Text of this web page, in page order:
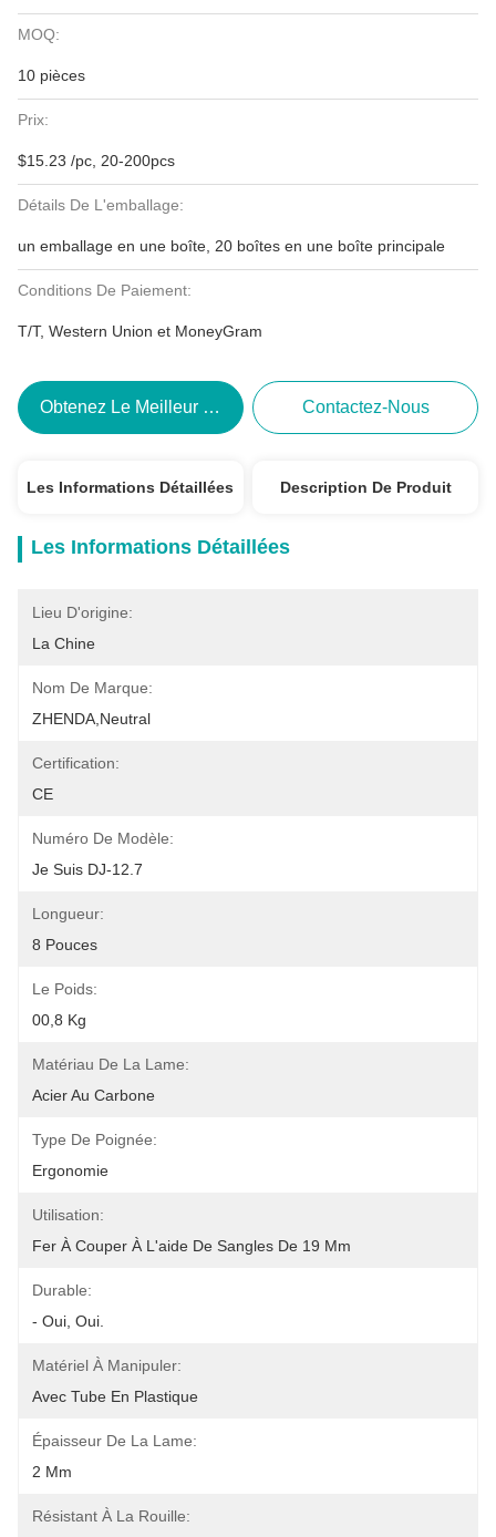
MOQ:
10 pièces
Prix:
$15.23 /pc, 20-200pcs
Détails De L'emballage:
un emballage en une boîte, 20 boîtes en une boîte principale
Conditions De Paiement:
T/T, Western Union et MoneyGram
Obtenez Le Meilleur Prix Contactez-Nous
Les Informations Détaillées Description De Produit
Les Informations Détaillées
Lieu D'origine:
La Chine
Nom De Marque:
ZHENDA,Neutral
Certification:
CE
Numéro De Modèle:
Je Suis DJ-12.7
Longueur:
8 Pouces
Le Poids:
00,8 Kg
Matériau De La Lame:
Acier Au Carbone
Type De Poignée:
Ergonomie
Utilisation:
Fer À Couper À L'aide De Sangles De 19 Mm
Durable:
- Oui, Oui.
Matériel À Manipuler:
Avec Tube En Plastique
Épaisseur De La Lame:
2 Mm
Résistant À La Rouille: